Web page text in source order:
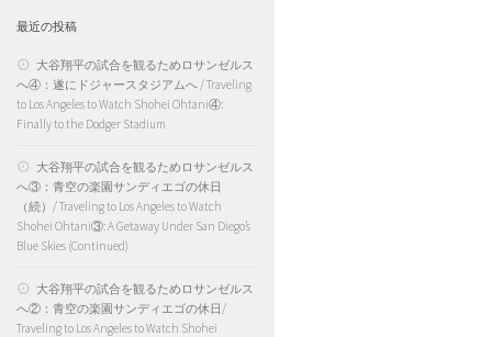
最近の投稿
大谷翔平の試合を観るためロサンゼルス
へ④：遂にドジャースタジアムへ / Traveling
to Los Angeles to Watch Shohei Ohtani④:
Finally to the Dodger Stadium
大谷翔平の試合を観るためロサンゼルス
へ③：青空の楽園サンディエゴの休日
（続）/ Traveling to Los Angeles to Watch
Shohei Ohtani③: A Getaway Under San Diego’s
Blue Skies (Continued)
大谷翔平の試合を観るためロサンゼルス
へ②：青空の楽園サンディエゴの休日/
Traveling to Los Angeles to Watch Shohei